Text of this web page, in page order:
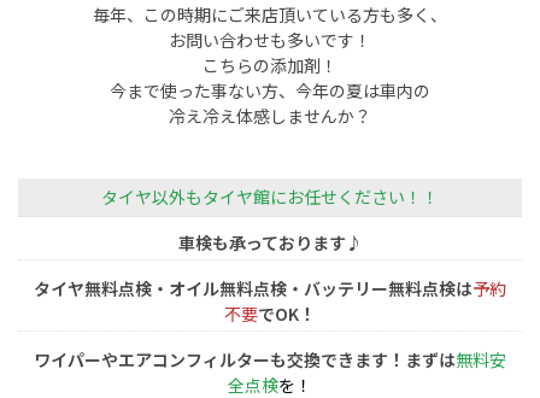
毎年、この時期にご来店頂いている方も多く、
お問い合わせも多いです！
こちらの添加剤！
今まで使った事ない方、今年の夏は車内の
冷え冷え体感しませんか？
タイヤ以外もタイヤ館にお任せください！！
車検も承っております♪
タイヤ無料点検・オイル無料点検・バッテリー無料点検は予約
不要でOK！
ワイパーやエアコンフィルターも交換できます！まずは無料安
全点検を！